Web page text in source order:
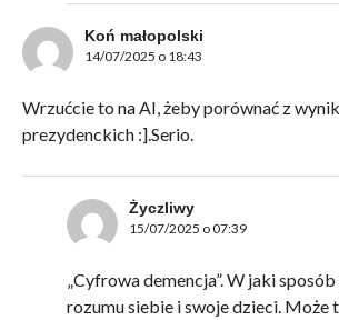
Koń małopolski
14/07/2025 o 18:43
Wrzućcie to na AI, żeby porównać z
prezydenckich :].Serio.
Życzliwy
15/07/2025 o 07:39
„Cyfrowa demencja”. W jaki
rozumu siebie i swoje dzieci. Może